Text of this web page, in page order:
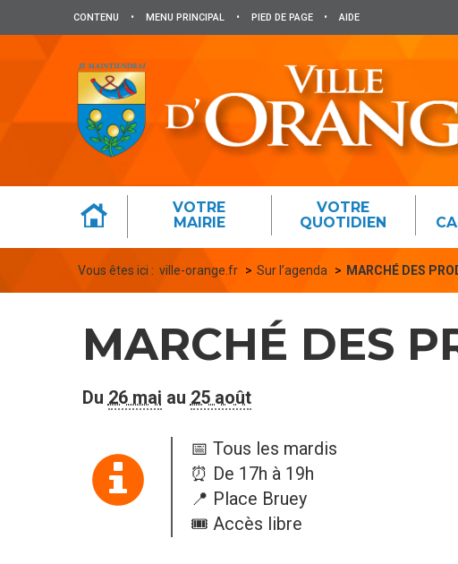
CONTENU • MENU PRINCIPAL • PIED DE PAGE • AIDE
VOTRE
MAIRIE
VOTRE
QUOTIDIEN
Vous êtes ici : ville-orange.fr Sur l’agenda MARCHÉ DES
MARCHÉ DES
Du 26 mai au 25 août
📅 Tous les mardis
⏰ De 17h à 19h
📍 Place Bruey
🎟️ Accès libre